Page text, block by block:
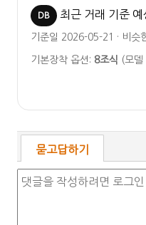
DB 최근 거래 기준
기준일 2026-05-21 · 비슷
기본장착 옵션: 8조식 (모델
묻고답하기